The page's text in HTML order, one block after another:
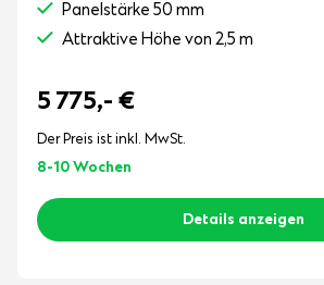
Panelstärke 50 mm
Attraktive Höhe von 2,5 m
5 775,- €
Der Preis ist inkl. MwSt.
8-10 Wochen
Details anzeigen